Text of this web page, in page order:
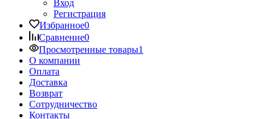
Вход
Регистрация
Избранное0
Сравнение0
Просмотренные товары1
О компании
Оплата
Доставка
Возврат
Сотрудничество
Контакты